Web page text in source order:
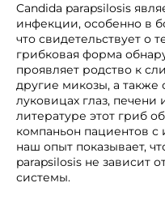
Candida parapsilosis
инфекции, особенно в
что свидетельствует о
грибковая форма
проявляет родство к
другие микозы, а
луковицах глаз, печени
литературе этот гриб
компаньон пациентов
наш опыт показывает,
parapsilosis не зависит
системы.